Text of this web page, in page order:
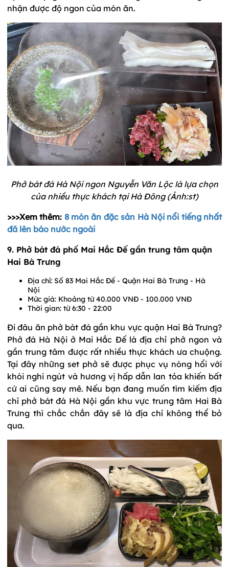
nhận được độ ngon của món ăn.
Phở bát đá Hà Nội ngon Nguyễn Văn Lộc là lựa chọn
của nhiều thực khách tại Hà Đông (Ảnh:st)
>>>Xem thêm: 8 món ăn đặc sản Hà Nội nổi tiếng nhất
đã lên báo nước ngoài
9. Phở bát đá phố Mai Hắc Đế gần trung tâm quận
Hai Bà Trưng
Địa chỉ: Số 83 Mai Hắc Đế - Quận Hai Bà Trưng - Hà
Nội
Mức giá: Khoảng từ 40.000 VNĐ - 100.000 VNĐ
Thời gian: từ 6:30 - 22:00
Đi đâu ăn phở bát đá gần khu vực quận Hai Bà Trưng?
Phở đá Hà Nội ở Mai Hắc Đế là địa chỉ phở ngon và
gần trung tâm được rất nhiều thực khách ưa chuộng.
Tại đây những set phở sẽ được phục vụ nóng hổi với
khói nghi ngút và hương vị hấp dẫn lan tỏa khiến bất
cứ ai cũng say mê. Nếu bạn đang muốn tìm kiếm địa
chỉ phở bát đá Hà Nội gần khu vực trung tâm Hai Bà
Trưng thì chắc chắn đây sẽ là địa chỉ không thể bỏ
qua.